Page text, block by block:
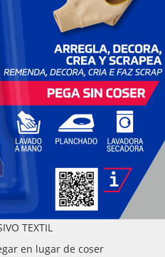
TEXTIL
en lugar de coser